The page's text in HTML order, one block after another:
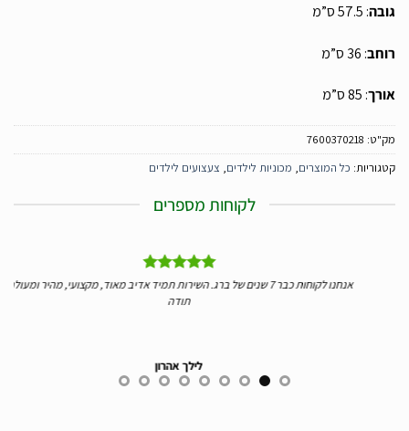
גובה: 57.5 ס”מ
רוחב: 36 ס”מ
אורך: 85 ס”מ
מק"ט: 7600370218
קטגוריות: כל המוצרים, מכוניות לילדים, צעצועים לילדים
לקוחות מספרים
אנחנו לקוחות כבר 7 שנים של ברג. השירות תמיד אדיב מאוד, מקצועי, מהיר ומעולה.
לילך אהרון